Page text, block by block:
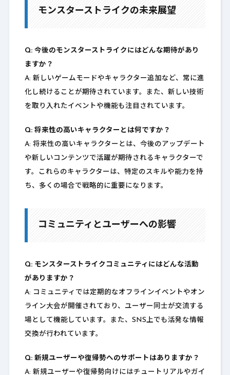
モンスターストライクの未来展望
Q: 今後のモンスターストライクにはどんな期待があり
ますか？
A: 新しいゲームモードやキャラクター追加など、常に進
化し続けることが期待されています。また、新しい技術
を取り入れたイベントや機能も注目されています。
Q: 将来性の高いキャラクターとは何ですか？
A: 将来性の高いキャラクターとは、今後のアップデート
や新しいコンテンツで活躍が期待されるキャラクターで
す。これらのキャラクターは、特定のスキルや能力を持
ち、多くの場合で戦略的に重要になります。
コミュニティとユーザーへの影響
Q: モンスターストライクコミュニティにはどんな活動
がありますか？
A: コミュニティでは定期的なオフラインイベントやオン
ライン大会が開催されており、ユーザー同士が交流する
場として機能しています。また、SNS上でも活発な情報
交換が行われています。
Q: 新規ユーザーや復帰勢へのサポートはありますか？
A: 新規ユーザーや復帰勢向けにはチュートリアルやガイ